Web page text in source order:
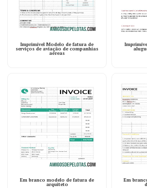
Imprimível Modelo de fatura de
serviços de aviação de companhias
aéreas
Em branco modelo de fatura de
arquiteto
Em